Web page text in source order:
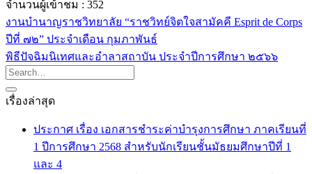
จำนวนผู้เข้าชม : 352
งานบำนาญราชวิทยาลัย “ราชวิทย์จิตใจสามัคคี Esprit de Corps
ปีที่ ๗๒” ประจำเดือน กุมภาพันธ์
พิธีปัจฉิมนิเทศและอำลาสถาบัน ประจำปีการศึกษา ๒๕๖๖
เรื่องล่าสุด
ประกาศ เรื่อง เอกสารชำระค่าบำรุงการศึกษา ภาคเรียนที่
1 ปีการศึกษา 2568 สำหรับนักเรียนชั้นมัธยมศึกษาปีที่ 1
และ 4